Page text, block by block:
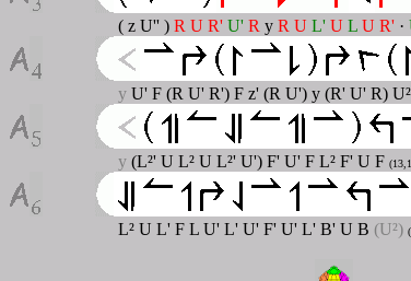
( z U'' ) R U R' U' R y R U L' U L U R' ·
y U' F (R U' R') F z' (R U') y (R' U' R) U²
y (L²' U L² U L²' U') F' U' F L² F' U F
L² U L' F L U' L' U' F' U' L' B' U B (U²)